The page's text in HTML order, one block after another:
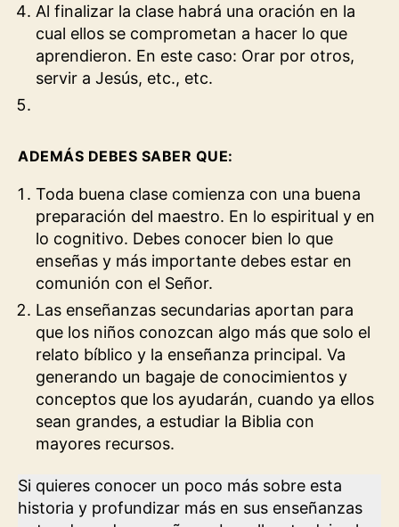
Al finalizar la clase habrá una oración en la
cual ellos se comprometan a hacer lo que
aprendieron. En este caso: Orar por otros,
servir a Jesús, etc., etc.
ADEMÁS DEBES SABER QUE:
Toda buena clase comienza con una buena
preparación del maestro. En lo espiritual y en
lo cognitivo. Debes conocer bien lo que
enseñas y más importante debes estar en
comunión con el Señor.
Las enseñanzas secundarias aportan para
que los niños conozcan algo más que solo el
relato bíblico y la enseñanza principal. Va
generando un bagaje de conocimientos y
conceptos que los ayudarán, cuando ya ellos
sean grandes, a estudiar la Biblia con
mayores recursos.
Si quieres conocer un poco más sobre esta
historia y profundizar más en sus enseñanzas